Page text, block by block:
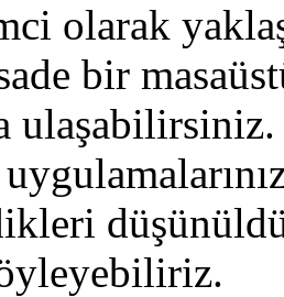
olarak
bir